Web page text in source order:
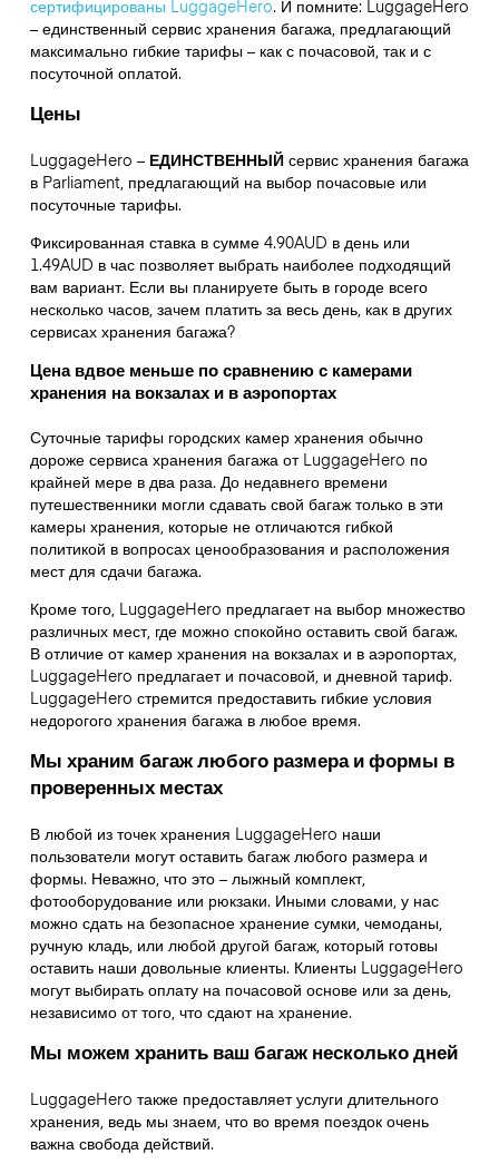
сертифицированы LuggageHero. И помните: LuggageHero
– единственный сервис хранения багажа, предлагающий
максимально гибкие тарифы – как с почасовой, так и с
посуточной оплатой.
Цены
LuggageHero – ЕДИНСТВЕННЫЙсервис хранения багажа
в Parliament, предлагающий на выбор почасовые или
посуточные тарифы.
Фиксированная ставка в сумме 4.90AUD в день или
1.49AUD в час позволяет выбрать наиболее подходящий
вам вариант. Если вы планируете быть в городе всего
несколько часов, зачем платить за весь день, как в других
сервисах хранения багажа?
Цена вдвое меньше по сравнению с камерами
хранения на вокзалах и в аэропортах
Суточные тарифы городских камер хранения обычно
дороже сервиса хранения багажа от LuggageHero по
крайней мере в два раза. До недавнего времени
путешественники могли сдавать свой багаж только в эти
камеры хранения, которые не отличаются гибкой
политикой в вопросах ценообразования и расположения
мест для сдачи багажа.
Кроме того, LuggageHero предлагает на выбор множество
различных мест, где можно спокойно оставить свой багаж.
В отличие от камер хранения на вокзалах и в аэропортах,
LuggageHero предлагает и почасовой, и дневной тариф.
LuggageHero стремится предоставить гибкие условия
недорогого хранения багажа в любое время.
Мы храним багаж любого размера и формы в
проверенных местах
В любой из точек хранения LuggageHero наши
пользователи могут оставить багаж любого размера и
формы. Неважно, что это – лыжный комплект,
фотооборудование или рюкзаки. Иными словами, у нас
можно сдать на безопасное хранение сумки, чемоданы,
ручную кладь, или любой другой багаж, который готовы
оставить наши довольные клиенты. Клиенты LuggageHero
могут выбирать оплату на почасовой основе или за день,
независимо от того, что сдают на хранение.
Мы можем хранить ваш багаж несколько дней
LuggageHero также предоставляет услуги длительного
хранения, ведь мы знаем, что во время поездок очень
важна свобода действий.